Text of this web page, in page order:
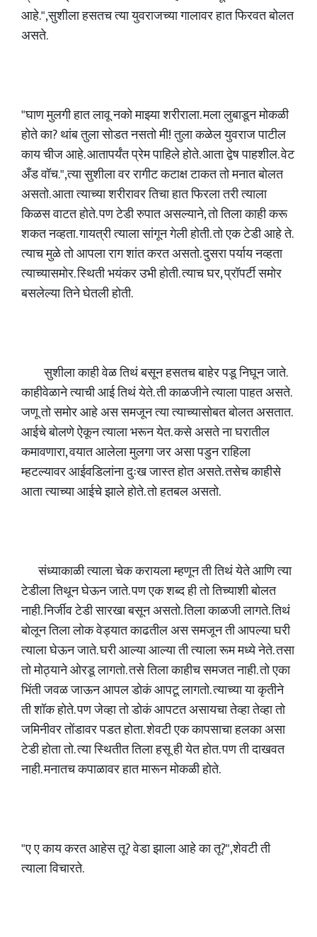
आहे.",सुशीला हसतच त्या युवराजच्या गालावर हात फिरवत बोलत
असते.
"घाण मुलगी हात लावू नको माझ्या शरीराला. मला लुबाडून मोकळी
होते का? थांब तुला सोडत नसतो मी! तुला कळेल युवराज पाटील
काय चीज आहे. आतापर्यंत प्रेम पाहिले होते. आता द्वेष पाहशील. वेट
अँड वॉच.",त्या सुशीला वर रागीट कटाक्ष टाकत तो मनात बोलत
असतो. आता त्याच्या शरीरावर तिचा हात फिरला तरी त्याला
किळस वाटत होते. पण टेडी रुपात असल्याने, तो तिला काही करू
शकत नव्हता. गायत्री त्याला सांगून गेली होती. तो एक टेडी आहे ते.
त्याच मुळे तो आपला राग शांत करत असतो. दुसरा पर्याय नव्हता
त्याच्यासमोर. स्थिती भयंकर उभी होती. त्याच घर, प्रॉपर्टी समोर
बसलेल्या तिने घेतली होती.
सुशीला काही वेळ तिथं बसून हसतच बाहेर पडू निघून जाते.
काहीवेळाने त्याची आई तिथं येते. ती काळजीने त्याला पाहत असते.
जणू तो समोर आहे अस समजून त्या त्याच्यासोबत बोलत असतात.
आईचे बोलणे ऐकून त्याला भरून येत. कसे असते ना घरातील
कमावणारा, वयात आलेला मुलगा जर असा पडुन राहिला
म्हटल्यावर आईवडिलांना दुःख जास्त होत असते. तसेच काहीसे
आता त्याच्या आईचे झाले होते. तो हतबल असतो.
संध्याकाळी त्याला चेक करायला म्हणून ती तिथं येते आणि त्या
टेडीला तिथून घेऊन जाते. पण एक शब्द ही तो तिच्याशी बोलत
नाही. निर्जीव टेडी सारखा बसून असतो. तिला काळजी लागते. तिथं
बोलून तिला लोक वेड्यात काढतील अस समजून ती आपल्या घरी
त्याला घेऊन जाते. घरी आल्या आल्या ती त्याला रूम मध्ये नेते. तसा
तो मोठ्याने ओरडू लागतो. तसे तिला काहीच समजत नाही. तो एका
भिंती जवळ जाऊन आपल डोकं आपटू लागतो. त्याच्या या कृतीने
ती शॉक होते. पण जेव्हा तो डोकं आपटत असायचा तेव्हा तेव्हा तो
जमिनीवर तोंडावर पडत होता. शेवटी एक कापसाचा हलका असा
टेडी होता तो. त्या स्थितीत तिला हसू ही येत होत. पण ती दाखवत
नाही. मनातच कपाळावर हात मारून मोकळी होते.
"ए ए काय करत आहेस तू? वेडा झाला आहे का तू?",शेवटी ती
त्याला विचारते.